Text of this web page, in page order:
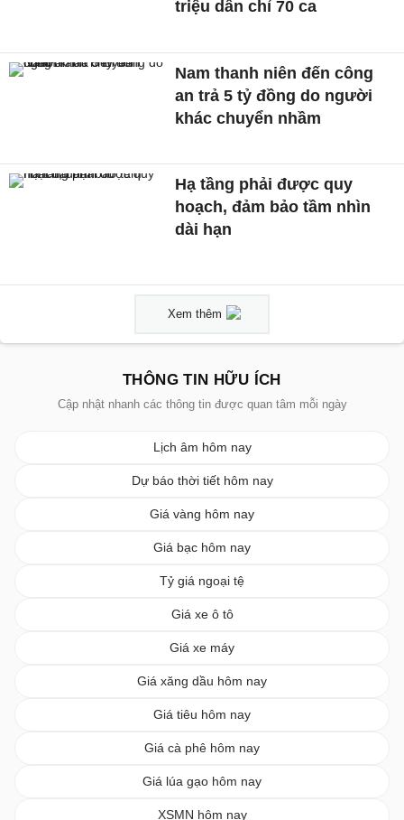
triệu dân chỉ 70 ca
Nam thanh niên đến công
an trả 5 tỷ đồng do người
khác chuyển nhầm
Hạ tầng phải được quy
hoạch, đảm bảo tầm nhìn
dài hạn
Xem thêm
THÔNG TIN HỮU ÍCH
Cập nhật nhanh các thông tin được quan tâm mỗi ngày
Lịch âm hôm nay
Dự báo thời tiết hôm nay
Giá vàng hôm nay
Giá bạc hôm nay
Tỷ giá ngoại tệ
Giá xe ô tô
Giá xe máy
Giá xăng dầu hôm nay
Giá tiêu hôm nay
Giá cà phê hôm nay
Giá lúa gạo hôm nay
XSMN hôm nay